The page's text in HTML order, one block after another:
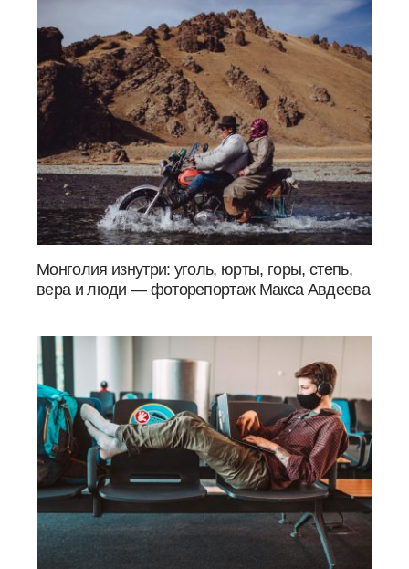
Монголия изнутри: уголь, юрты, горы, степь,
вера и люди — фоторепортаж Макса Авдеева